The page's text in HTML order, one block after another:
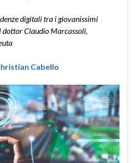
digitali tra i giovanissimi
Claudio Marcassoli,
Cabello